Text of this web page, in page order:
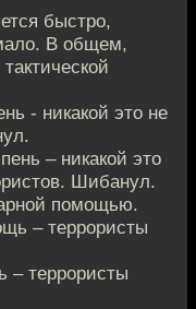
быстро,
В общем,
- никакой это не
– никакой это
Шибанул.
помощью.
– террористы
– террористы